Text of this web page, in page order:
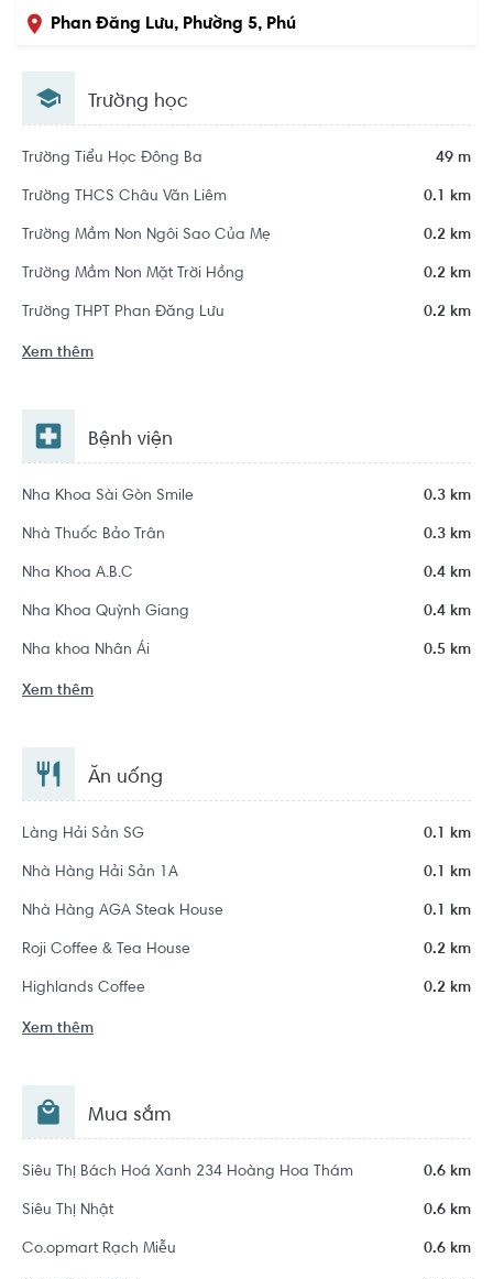
Phan Đăng Lưu, Phường 5, Phú
Trường học
Trường Tiểu Học Đông Ba 49 m
Trường THCS Châu Văn Liêm 0.1 km
Trường Mầm Non Ngôi Sao Của Mẹ 0.2 km
Trường Mầm Non Mặt Trời Hồng 0.2 km
Trường THPT Phan Đăng Lưu 0.2 km
Xem thêm
Bệnh viện
Nha Khoa Sài Gòn Smile 0.3 km
Nhà Thuốc Bảo Trân 0.3 km
Nha Khoa A.B.C 0.4 km
Nha Khoa Quỳnh Giang 0.4 km
Nha khoa Nhân Ái 0.5 km
Xem thêm
Ăn uống
Làng Hải Sản SG 0.1 km
Nhà Hàng Hải Sản 1A 0.1 km
Nhà Hàng AGA Steak House 0.1 km
Roji Coffee & Tea House 0.2 km
Highlands Coffee 0.2 km
Xem thêm
Mua sắm
Siêu Thị Bách Hoá Xanh 234 Hoàng Hoa Thám 0.6 km
Siêu Thị Nhật 0.6 km
Co.opmart Rạch Miễu 0.6 km